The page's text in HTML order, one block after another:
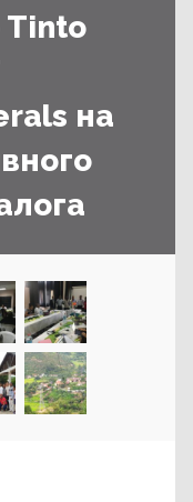
Tinto
на